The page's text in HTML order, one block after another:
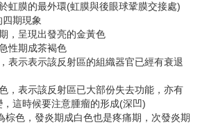
虹膜的最外環(虹膜與後眼球鞏膜交接處)
期現象
，呈現出發亮的金黃色
性期成茶褐色
表示表示該反射區的組織器官已經有衰退
，表示該反射區已大部份失去功能，亦有
這時候要注意腫瘤的形成(深凹)
棕色，發炎期成白色也是疼痛期，次發炎期